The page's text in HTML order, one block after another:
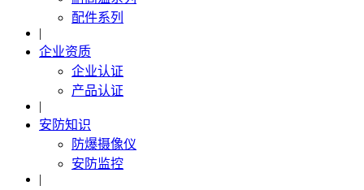
配件系列
|
企业资质
企业认证
产品认证
|
安防知识
防爆摄像仪
安防监控
|